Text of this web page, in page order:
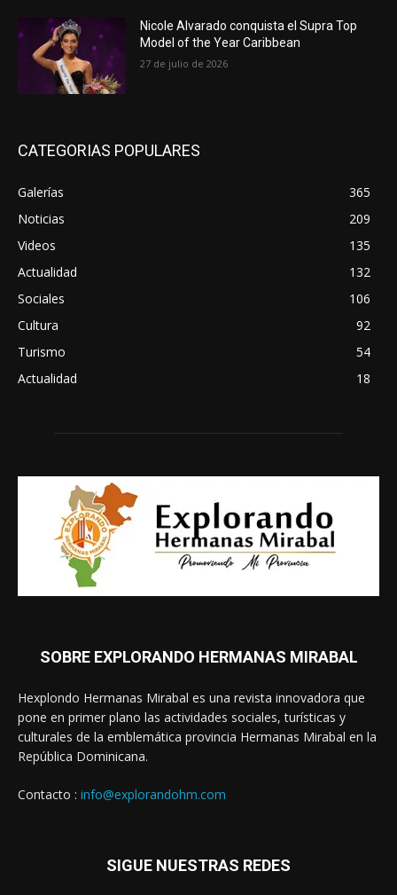
Nicole Alvarado conquista el Supra Top
Model of the Year Caribbean
27 de julio de 2026
CATEGORIAS POPULARES
Galerías
365
Noticias
209
Videos
135
Actualidad
132
Sociales
106
Cultura
92
Turismo
54
Actualidad
18
SOBRE EXPLORANDO HERMANAS MIRABAL
Hexplondo Hermanas Mirabal es una revista innovadora que
pone en primer plano las actividades sociales, turísticas y
culturales de la emblemática provincia Hermanas Mirabal en la
República Dominicana.
Contacto : info@explorandohm.com
SIGUE NUESTRAS REDES